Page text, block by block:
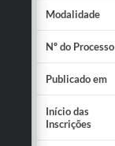
Modalidade
Nº do Processo
Publicado em
Início das
Inscrições